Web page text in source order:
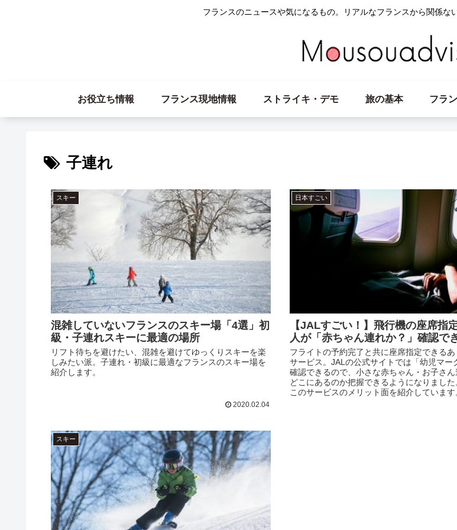
フランスのニュースや気になるもの。リアルなフランスから関係な
お役立ち情報 フランス現地情報 ストライキ・デモ 旅の基本 フラ
子連れ
スキー
混雑していないフランスのスキー場「4選」初
級・子連れスキーに最適の場所
リフト待ちを避けたい、混雑を避けてゆっくりスキーを楽
しみたい派。子連れ・初級に最適なフランスのスキー場を
紹介します。
2020.02.04
日本すごい
【JALすごい！】飛行機の座席指
人が「赤ちゃん連れか？」確認で
フライトの予約完了と共に座席指定できる
サービス。JALの公式サイトでは「幼児マー
確認できるので、小さな赤ちゃん・お子さ
どこにあるのか把握できるようになりまし
このサービスのメリット面を紹介しています
スキー